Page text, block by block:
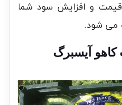
و افزایش سود شما
می شود.
آیسبرگ